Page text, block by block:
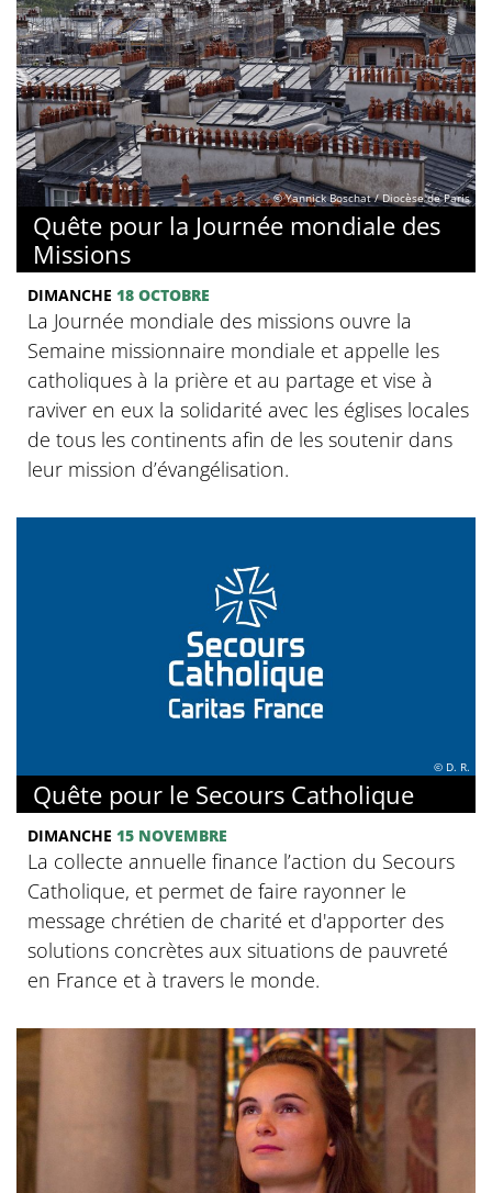
© Yannick Boschat / Diocèse de Paris
Quête pour la Journée mondiale des
Missions
DIMANCHE 18 OCTOBRE
La Journée mondiale des missions ouvre la
Semaine missionnaire mondiale et appelle les
catholiques à la prière et au partage et vise à
raviver en eux la solidarité avec les églises locales
de tous les continents afin de les soutenir dans
leur mission d’évangélisation.
© D. R.
Quête pour le Secours Catholique
DIMANCHE 15 NOVEMBRE
La collecte annuelle finance l’action du Secours
Catholique, et permet de faire rayonner le
message chrétien de charité et d'apporter des
solutions concrètes aux situations de pauvreté
en France et à travers le monde.